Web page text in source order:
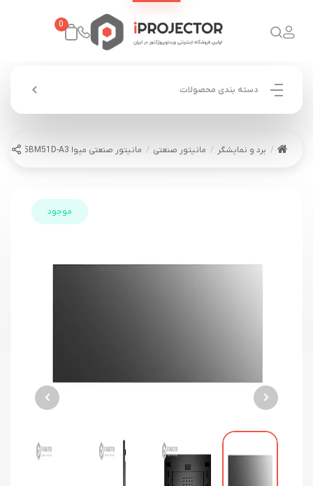
0
دسته بندی محصولات
برد و نمایشگر مانیتور صنعتی مانیتور صنعتی میوا MEVA 55BM51D-A3
موجود